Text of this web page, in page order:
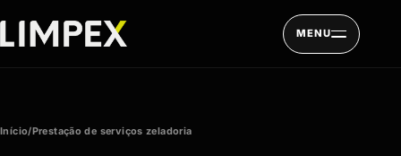
MENU
Início/Prestação de serviços zeladoria